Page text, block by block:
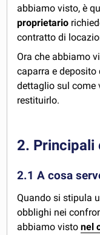
abbiamo visto, è
proprietario
contratto di
Ora che abbiamo
caparra e deposito
dettaglio sul come
restituirlo.
2. Principali
2.1 A cosa
Quando si stipula
obblighi nei
abbiamo visto nel